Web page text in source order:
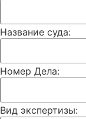
Название суда:
Номер Дела:
Вид экспертизы: